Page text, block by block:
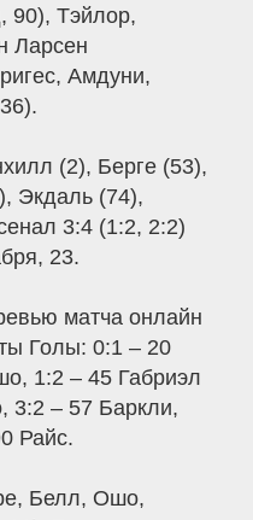
Тэйлор,
Ларсен
Амдуни,
(2), Берге (53),
Экдаль (74),
3:4 (1:2, 2:2)
23.
матча онлайн
Голы: 0:1 – 20
1:2 – 45 Габриэл
3:2 – 57 Баркли,
Райс.
Белл, Ошо,